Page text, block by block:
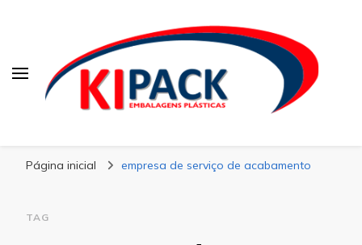
Página inicial empresa de serviço de acabamento
TAG